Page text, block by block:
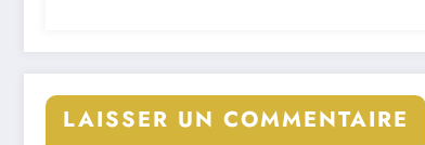
LAISSER UN COMMENTAIRE